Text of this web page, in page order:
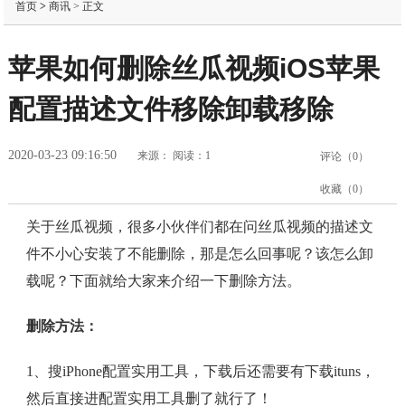
首页> 商讯> 正文
苹果如何删除丝瓜视频iOS苹果
配置描述文件移除卸载移除
2020-03-23 09:16:50 来源： 阅读：1 评论（0）
收藏（0）
关于丝瓜视频，很多小伙伴们都在问丝瓜视频的描述文
件不小心安装了不能删除，那是怎么回事呢？该怎么卸
载呢？下面就给大家来介绍一下删除方法。
删除方法：
1、搜iPhone配置实用工具，下载后还需要有下载ituns，
然后直接进配置实用工具删了就行了！